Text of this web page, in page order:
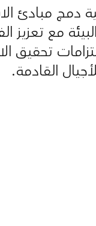
مبادئ
مع تعزيز
تحقيق
القادمة.